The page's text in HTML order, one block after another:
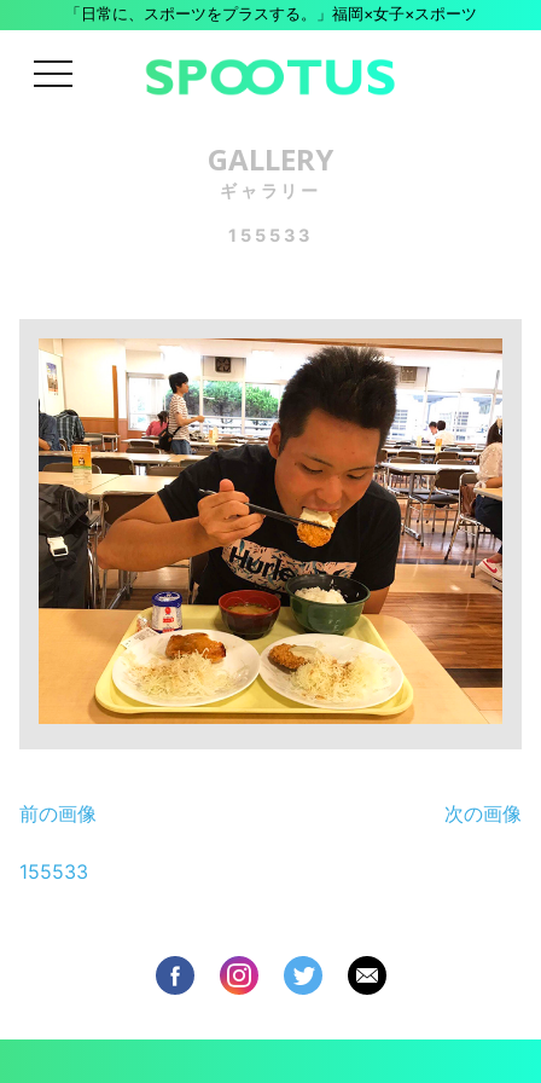
「日常に、スポーツをプラスする。」福岡×女子×スポーツ
menu
GALLERY
ギャラリー
155533
前の画像 次の画像
155533